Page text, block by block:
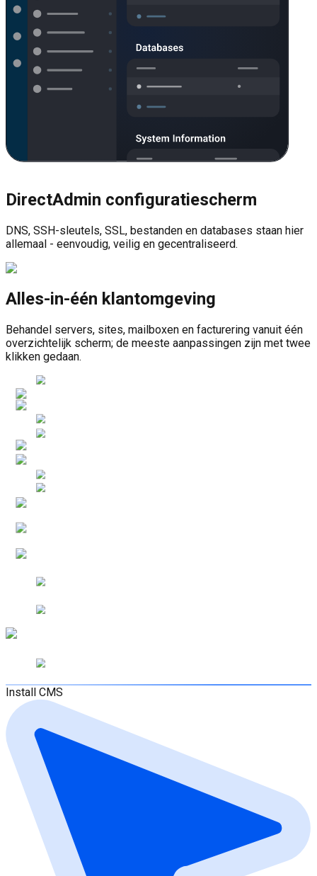
DirectAdmin configuratiescherm
DNS, SSH-sleutels, SSL, bestanden en databases staan hier
allemaal - eenvoudig, veilig en gecentraliseerd.
Alles-in-één klantomgeving
Behandel servers, sites, mailboxen en facturering vanuit één
overzichtelijk scherm; de meeste aanpassingen zijn met twee
klikken gedaan.
Install CMS